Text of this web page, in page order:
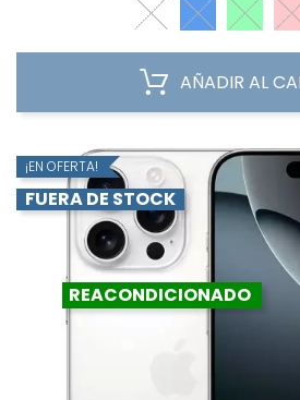
AÑADIR AL
¡EN OFERTA!
FUERA DE STOCK
REACONDICIONADO